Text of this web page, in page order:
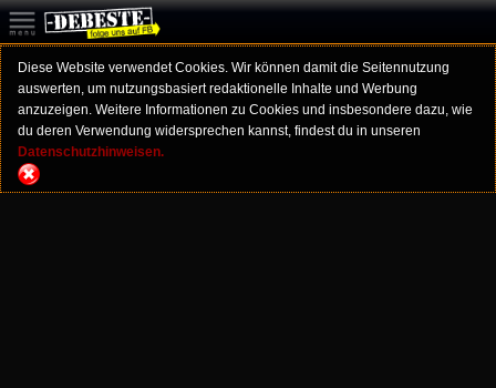
Diese Website verwendet Cookies. Wir können damit die Seitennutzung
auswerten, um nutzungsbasiert redaktionelle Inhalte und Werbung
anzuzeigen. Weitere Informationen zu Cookies und insbesondere dazu, wie
du deren Verwendung widersprechen kannst, findest du in unseren
Datenschutzhinweisen.